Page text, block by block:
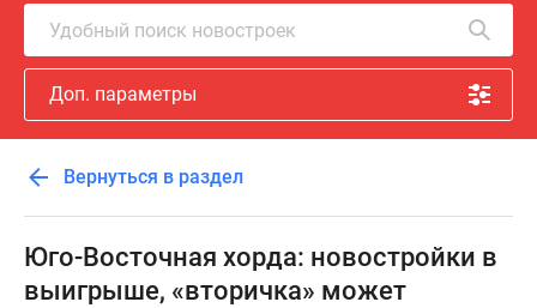
Новостройки
Москвы
Новостройки
Подмосковья
Новостройки
Москвы
Готовые
новостройки
Новостройки
Удобный поиск новостроек
Доп. параметры
Вернуться в раздел
Юго-Восточная хорда: новостройки в
выигрыше, «вторичка» может